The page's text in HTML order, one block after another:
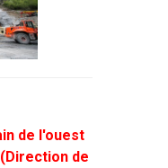
de l'ouest
de